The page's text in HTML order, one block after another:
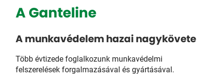
A Ganteline
A munkavédelem hazai nagykövete
Több évtizede foglalkozunk munkavédelmi
felszerelések forgalmazásával és gyártásával.